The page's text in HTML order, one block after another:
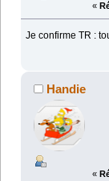
«
Je confirme TR :
Handie
«